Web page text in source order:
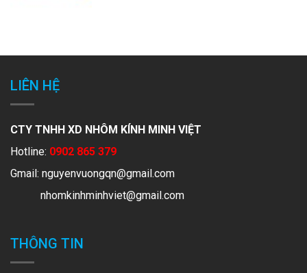
LIÊN HỆ
CTY TNHH XD NHÔM KÍNH MINH VIỆT
Hotline: 0902 865 379
Gmail: nguyenvuongqn@gmail.com
nhomkinhminhviet@gmail.com
THÔNG TIN